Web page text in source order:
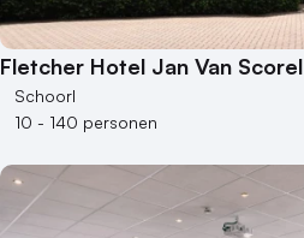
Fletcher Hotel Jan Van Scorel
Schoorl
10 - 140 personen